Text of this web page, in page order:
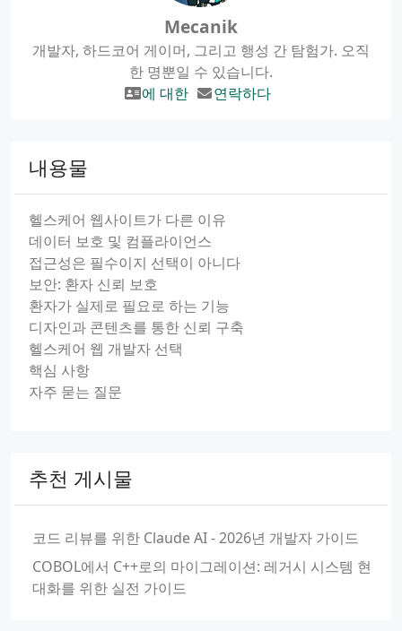
Mecanik
개발자, 하드코어 게이머, 그리고 행성 간 탐험가. 오직
한 명뿐일 수 있습니다.
에 대한
연락하다
내용물
헬스케어 웹사이트가 다른 이유
데이터 보호 및 컴플라이언스
접근성은 필수이지 선택이 아니다
보안: 환자 신뢰 보호
환자가 실제로 필요로 하는 기능
디자인과 콘텐츠를 통한 신뢰 구축
헬스케어 웹 개발자 선택
핵심 사항
자주 묻는 질문
추천 게시물
코드 리뷰를 위한 Claude AI - 2026년 개발자 가이드
COBOL에서 C++로의 마이그레이션: 레거시 시스템 현
대화를 위한 실전 가이드